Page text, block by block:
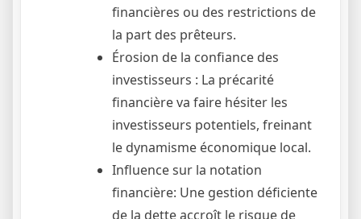
financières ou des restrictions de
la part des prêteurs.
Érosion de la confiance des
investisseurs : La précarité
financière va faire hésiter les
investisseurs potentiels, freinant
le dynamisme économique local.
Influence sur la notation
financière: Une gestion déficiente
de la dette accroît le risque de